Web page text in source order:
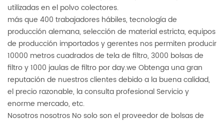
utilizadas en el polvo colectores.
más que 400 trabajadores hábiles, tecnología de
producción alemana, selección de material estricta, equipos
de producción importados y gerentes nos permiten producir
10000 metros cuadrados de tela de filtro, 3000 bolsas de
filtro y 1000 jaulas de filtro por day.we Obtenga una gran
reputación de nuestros clientes debido a la buena calidad,
el precio razonable, la consulta profesional Servicio y
enorme mercado, etc.
Nosotros nosotros No solo son el proveedor de bolsas de